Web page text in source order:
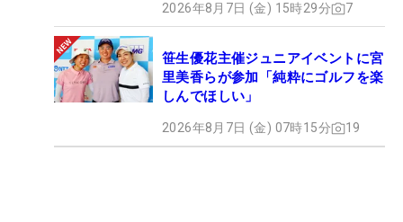
2026年8月7日 (金) 15時29分 7
笹生優花主催ジュニアイベントに宮
里美香らが参加「純粋にゴルフを楽
しんでほしい」
2026年8月7日 (金) 07時15分 19